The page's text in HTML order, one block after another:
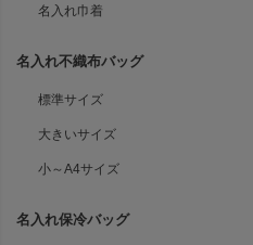
名入れ巾着
名入れ不織布バッグ
標準サイズ
大きいサイズ
小～A4サイズ
名入れ保冷バッグ